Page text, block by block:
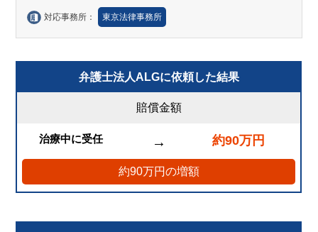
対応事務所： 東京法律事務所
弁護士法人ALGに依頼した結果
賠償金額
治療中に受任 → 約90万円
約90万円の増額